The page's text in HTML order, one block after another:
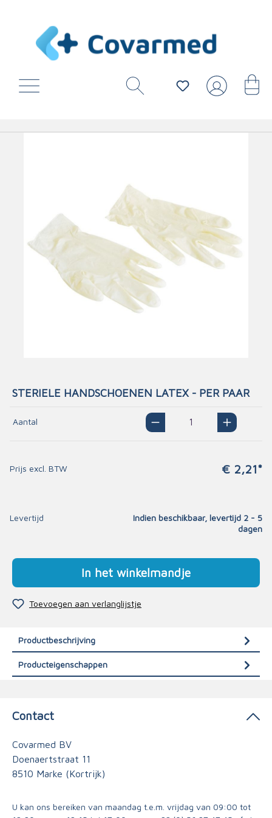
STERIELE HANDSCHOENEN LATEX - PER PAAR
Aantal
Prijs excl. BTW € 2,21*
Levertijd
Indien beschikbaar, levertijd 2 - 5
dagen
In het winkelmandje
Toevoegen aan verlanglijstje
Productbeschrijving
Producteigenschappen
Contact
Covarmed BV
Doenaertstraat 11
8510 Marke (Kortrijk)
U kan ons bereiken van maandag t.e.m. vrijdag van 09:00 tot